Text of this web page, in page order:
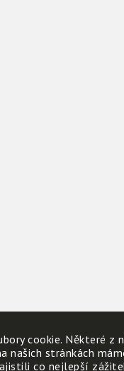
cookie. Některé z
našich stránkách
co nejlepší